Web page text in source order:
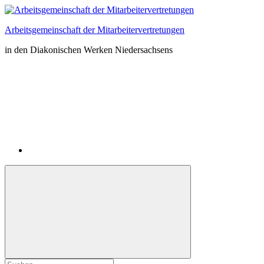
Zum
springen
Arbeitsgemeinschaft der Mitarbeitervertretungen
in den Diakonischen Werken Niedersachsens
Suchformular